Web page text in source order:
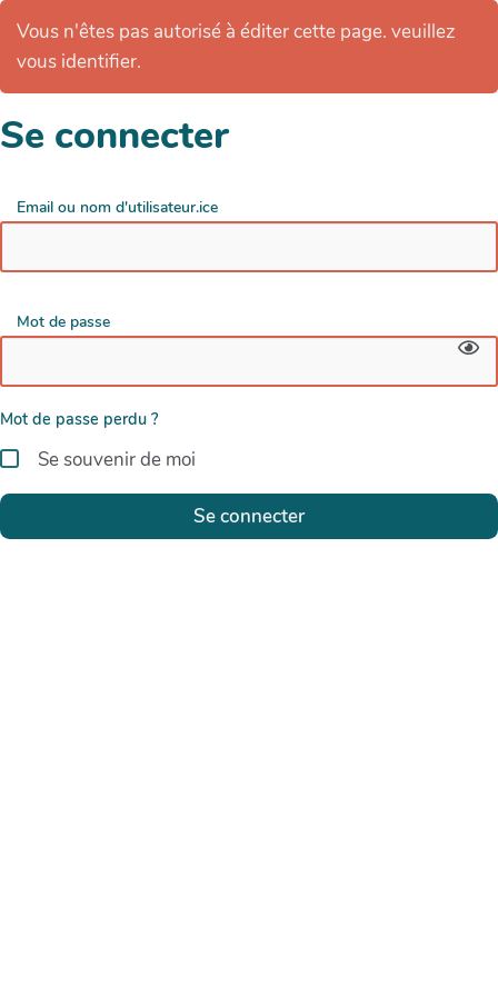
Vous n'êtes pas autorisé à éditer cette page. veuillez
vous identifier.
Se connecter
Email ou nom d'utilisateur.ice
Mot de passe
Mot de passe perdu ?
Se souvenir de moi
Se connecter